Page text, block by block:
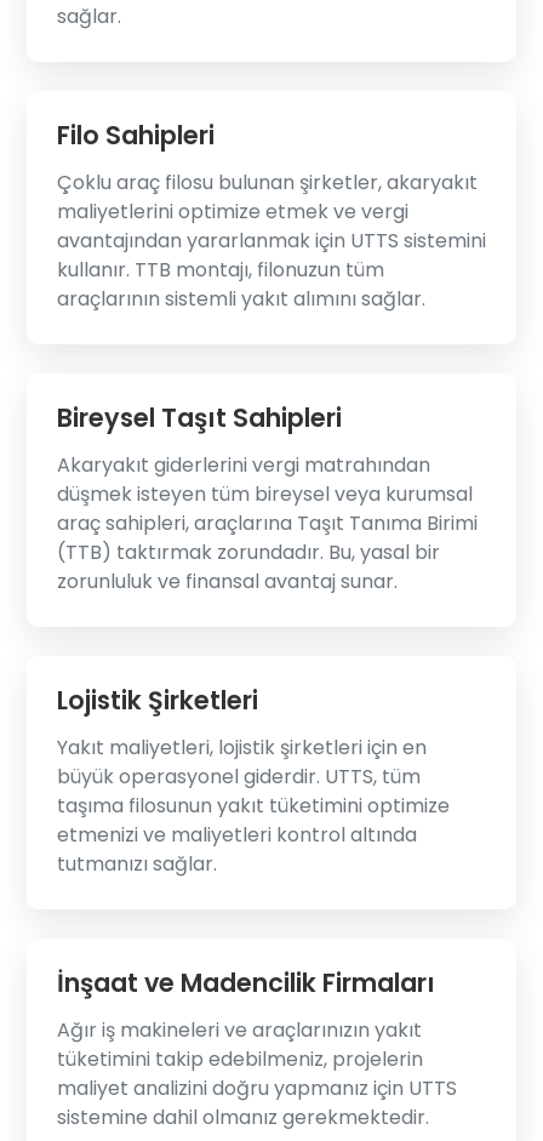
sağlar.
Filo Sahipleri
Çoklu araç filosu bulunan şirketler, akaryakıt
maliyetlerini optimize etmek ve vergi
avantajından yararlanmak için UTTS sistemini
kullanır. TTB montajı, filonuzun tüm
araçlarının sistemli yakıt alımını sağlar.
Bireysel Taşıt Sahipleri
Akaryakıt giderlerini vergi matrahından
düşmek isteyen tüm bireysel veya kurumsal
araç sahipleri, araçlarına Taşıt Tanıma Birimi
(TTB) taktırmak zorundadır. Bu, yasal bir
zorunluluk ve finansal avantaj sunar.
Lojistik Şirketleri
Yakıt maliyetleri, lojistik şirketleri için en
büyük operasyonel giderdir. UTTS, tüm
taşıma filosunun yakıt tüketimini optimize
etmenizi ve maliyetleri kontrol altında
tutmanızı sağlar.
İnşaat ve Madencilik Firmaları
Ağır iş makineleri ve araçlarınızın yakıt
tüketimini takip edebilmeniz, projelerin
maliyet analizini doğru yapmanız için UTTS
sistemine dahil olmanız gerekmektedir.